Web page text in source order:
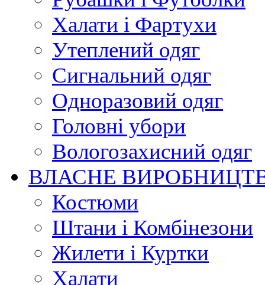
Халати і Фартухи
Утеплений одяг
Сигнальний одяг
Одноразовий одяг
Головні убори
Вологозахисний одяг
ВЛАСНЕ
Костюми
Штани і Комбінезони
Жилети і Куртки
Халати